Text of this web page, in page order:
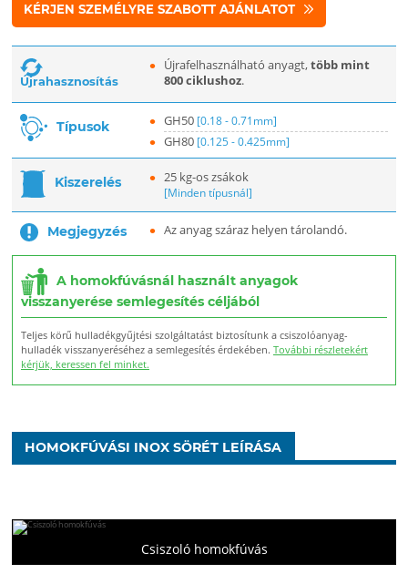
KÉRJEN SZEMÉLYRE SZABOTT AJÁNLATOT
Újrahasznosítás
Újrafelhasználható anyagt,több mint
800 ciklushoz.
Típusok GH50 [0.18 - 0.71mm]
GH80 [0.125 - 0.425mm]
Kiszerelés 25 kg-os zsákok
[Minden típusnál]
Megjegyzés Az anyag száraz helyen tárolandó.
A homokfúvásnál használt anyagok
visszanyerése semlegesítés céljából
Teljes körű hulladékgyűjtési szolgáltatást biztosítunk a csiszolóanyag-
hulladék visszanyeréséhez a semlegesítés érdekében. További részletekért
kérjük, keressen fel minket.
HOMOKFÚVÁSI INOX SÖRÉT LEÍRÁSA
Csiszoló homokfúvás